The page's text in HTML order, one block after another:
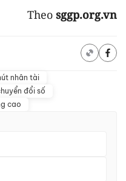
Theo sggp.org.vn
nhân tài
đổi số
cao